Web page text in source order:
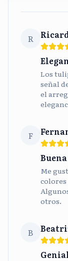
R
Los
señal
el
F
Me
otros.
B